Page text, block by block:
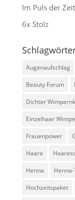
Im Puls der Zeit
6x Stolz
Augenaufschlag
Beauty Forum
Dichter
Einzelhaar
Frauenpower
Haare
Henna
Hochzeitspaket